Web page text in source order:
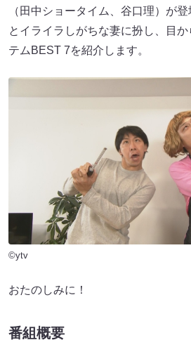
（田中ショータイム、谷口理）が
とイライラしがちな妻に扮し、目
テムBEST 7を紹介します。
©ytv
おたのしみに！
番組概要